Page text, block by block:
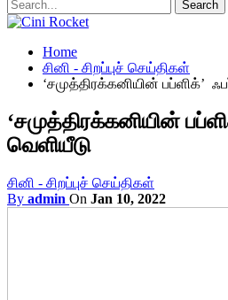
Home
சினி - சிறப்புச் செய்திகள்
‘சமுத்திரக்கனியின் பப்ளிக்’
‘சமுத்திரக்கனியின்
வெளியீடு
சினி - சிறப்புச் செய்திகள்
By admin On Jan 10, 2022